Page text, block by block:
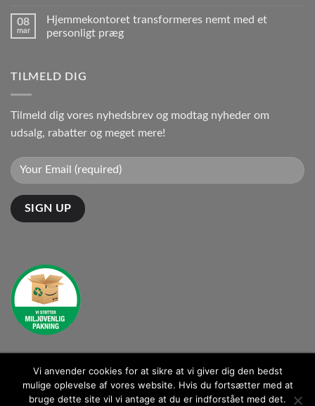
08
mar
Hjemmekontoret transformeres nemt med et
personligt præg
TILMELD DIG
Tilmeld dig vores nyhedsbrev og modtag nyheder om
udsalg, rabatter og meget mere!
Kontakt: kontakt@ganto.dk
Vi anvender cookies for at sikre at vi giver dig den bedst
mulige oplevelse af vores website. Hvis du fortsætter med at
bruge dette site vil vi antage at du er indforstået med det.